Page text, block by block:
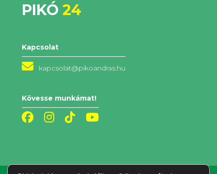
PIKÓ 24
Kapcsolat
kapcsolat@pikoandras.hu
Kövesse munkámat!